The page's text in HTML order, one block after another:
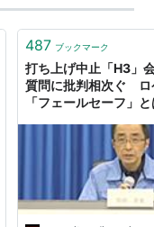
487 ブックマーク
打ち上げ中止「H3」
質問に批判相次ぐ ロ
「フェールセーフ」